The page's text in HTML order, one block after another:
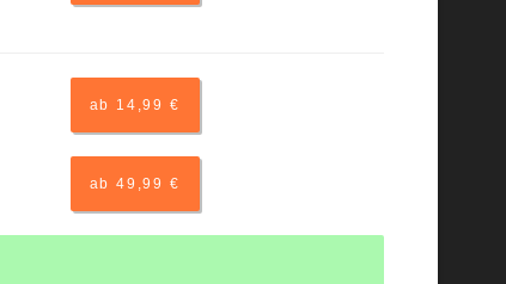
ab 14,99 €
ab 49,99 €